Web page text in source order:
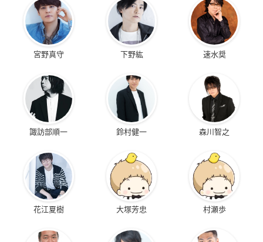
宮野真守 下野紘 速水奨
諏訪部順一 鈴村健一 森川智之
花江夏樹 大塚芳忠 村瀬歩